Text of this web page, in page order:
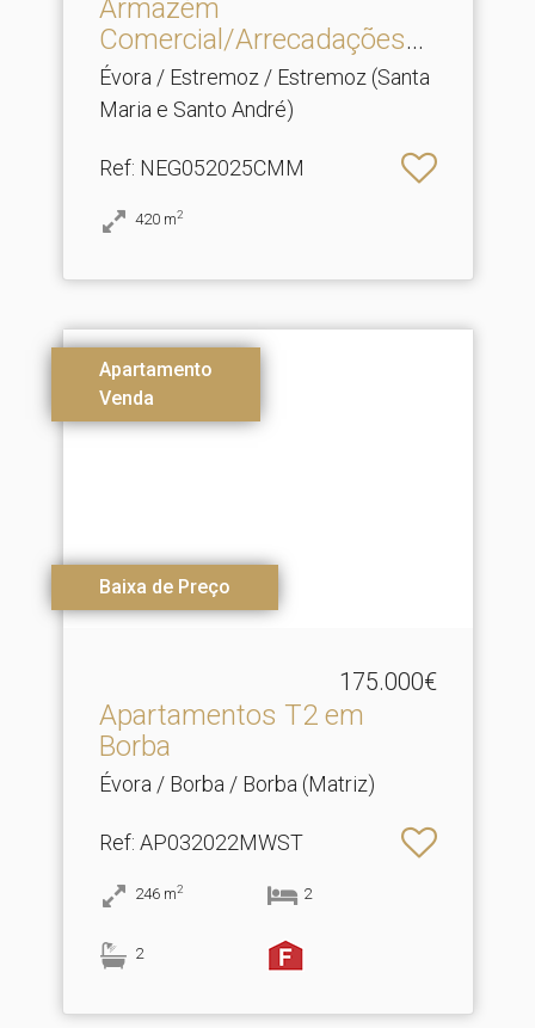
Armazém
Comercial/Arrecadações
para venda em .​..
Évora / Estremoz / Estremoz (Santa
Maria e Santo André)
Ref: NEG052025CMM
420 m2
Apartamento
Venda
Baixa de Preço
175.000€
Apartamentos T2 em
Borba
Évora / Borba / Borba (Matriz)
Ref: AP032022MWST
246 m2 2
2